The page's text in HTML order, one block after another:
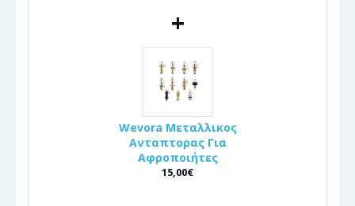
+
Wevora Μεταλλικος
Ανταπτορας Για
Αφροποιήτες
15,00€